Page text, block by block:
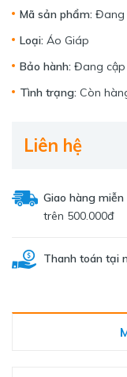
Mã sản phẩm: Đang
Loại: Áo Giáp
Bảo hành: Đang
Tình trạng: Còn
Liên hệ
Giao hàng
trên 500.000đ
Thanh toán tại